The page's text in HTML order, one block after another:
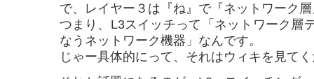
で、レイヤー３は『ね』で『ネットワーク
つまり、L3スイッチって「ネットワーク層
なうネットワーク機器」なんです。
じゃー具体的にって、それはウィキを見て